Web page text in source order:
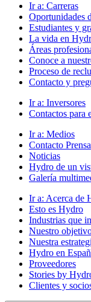
Ir a: Carreras
Oportunidades
Estudiantes y
La vida en
Áreas
Conoce a
Proceso de
Contacto y
Ir a: Inversores
Contactos para
Ir a: Medios
Contacto Prensa
Noticias
Hydro de un
Galería
Ir a: Acerca de
Esto es Hydro
Industrias que
Nuestro
Nuestra
Hydro en
Proveedores
Stories by
Clientes y